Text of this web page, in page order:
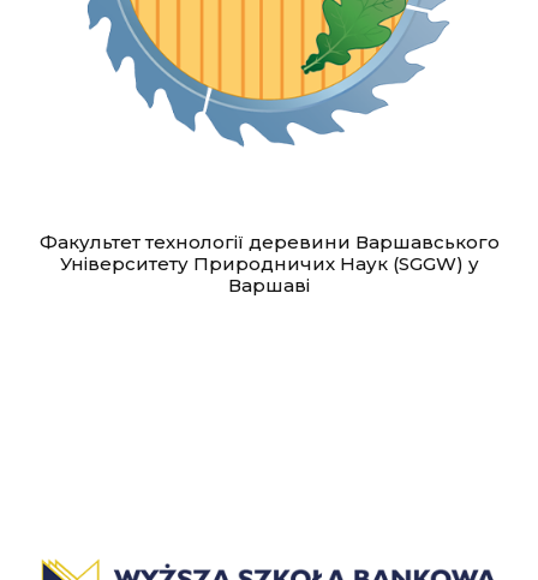
Факультет технології деревини Варшавського
Університету Природничих Наук (SGGW) у
Варшаві